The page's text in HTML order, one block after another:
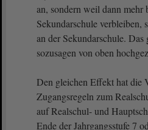
an, sondern weil dann mehr
Sekundarschule verbleiben,
an der Sekundarschule.
sozusagen von oben
Den gleichen Effekt hat die
Zugangsregeln zum
auf Realschul- und
Ende der Jahrgangsstufe 7